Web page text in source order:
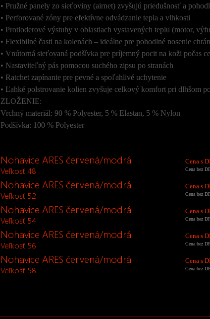
• Pružné panely zo sieťoviny (airnet) zvyšujú priedušnosť a
• Perforované zóny pre efektívne odvádzanie tepla a vlhkosti
• Protioderové výstuhy v oblastiach vystavených teplu (motor,
• Flexibilné časti na kolenách – ideálne pre pohodlné nosenie
• Vnútorná sieťovaná podšívka pre príjemný pocit na koži počas
• Nastaviteľný pás pomocou suchého zipsu po stranách
• Ratchet zapínanie pre pevné a spoľahlivé uchytenie
• Ľahké polstrovanie kolien zvyšuje celkový komfort pri dlhšom
ZLOŽENIE:
Vrchný materiál: 90 % Polyester, 5 % Elastan, 5 % Nylon
Podšívka: 100 % Polyester
Nohavice ARES červená/modrá
Veľkosť 48
Cena s
Cena bez
Nohavice ARES červená/modrá
Veľkosť 52
Cena s
Cena bez
Nohavice ARES červená/modrá
Veľkosť 54
Cena s
Cena bez
Nohavice ARES červená/modrá
Veľkosť 56
Cena s
Cena bez
Nohavice ARES červená/modrá
Veľkosť 58
Cena s
Cena bez